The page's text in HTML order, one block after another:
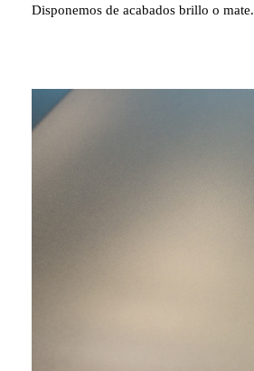
Disponemos de acabados brillo o mate.